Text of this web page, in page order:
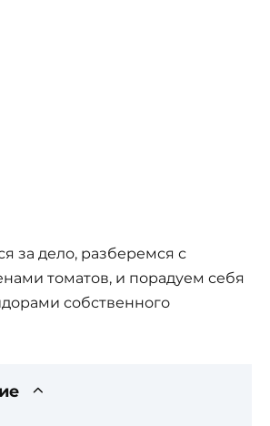
за дело, разберемся с
томатов, и порадуем себя
собственного